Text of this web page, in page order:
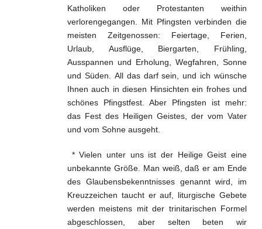
Katholiken oder Protestanten weithin
verlorengegangen. Mit Pfingsten verbinden die
meisten Zeitgenossen: Feiertage, Ferien,
Urlaub, Ausflüge, Biergarten, Frühling,
Ausspannen und Erholung, Wegfahren, Sonne
und Süden. Alldas darf sein, und ich wünsche
Ihnen auch in diesen Hinsichten ein frohes und
schönes Pfingstfest. Aber Pfingsten ist mehr:
das Fest des Heiligen Geistes, der vom Vater
und vom Sohne ausgeht.
* Vielen unter uns ist der Heilige Geist eine
unbekannte Größe. Man weiß, daß er am Ende
des Glaubensbekenntnisses genannt wird, im
Kreuzzeichen taucht er auf, liturgische Gebete
werden meistens mit der trinitarischen Formel
abgeschlossen, aber selten beten wir